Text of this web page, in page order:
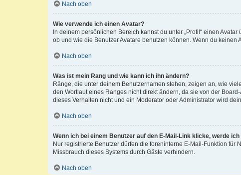
Nach oben
Wie verwende ich einen Avatar?
In deinem persönlichen Bereich kannst du unter „Profil“ einen
ob und wie die Benutzer Avatare benutzen können. Wenn du
Nach oben
Was ist mein Rang und wie kann ich ihn ändern?
Ränge, die unter deinem Benutzernamen stehen, zeigen an, wie
den Wortlaut eines Ranges nicht direkt ändern, da sie von der
dieses Verhalten nicht und ein Moderator oder Administrator wird
Nach oben
Wenn ich bei einem Benutzer auf den E-Mail-Link klicke, werde
Nur registrierte Benutzer dürfen die foreninterne E-Mail-Funktion
Missbrauch dieses Systems durch Gäste verhindern.
Nach oben